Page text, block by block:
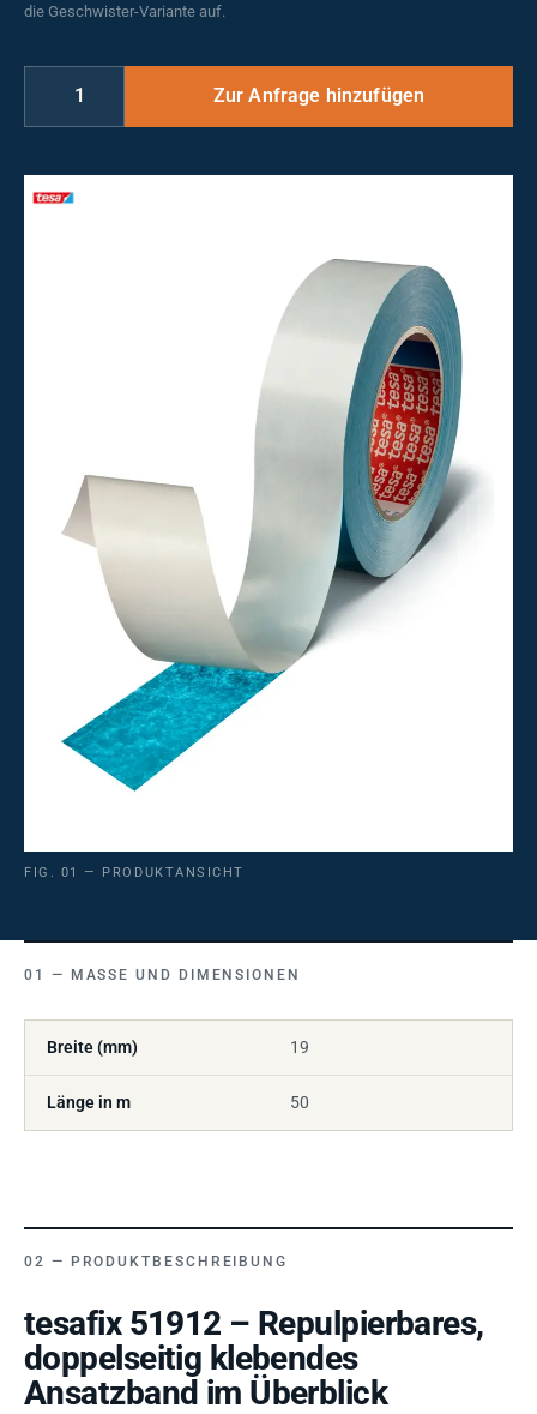
die Geschwister-Variante auf.
FIG. 01 — PRODUKTANSICHT
MASSE UND DIMENSIONEN
Breite (mm) 19
Länge in m 50
PRODUKTBESCHREIBUNG
tesafix 51912 – Repulpierbares,
doppelseitig klebendes
Ansatzband im Überblick